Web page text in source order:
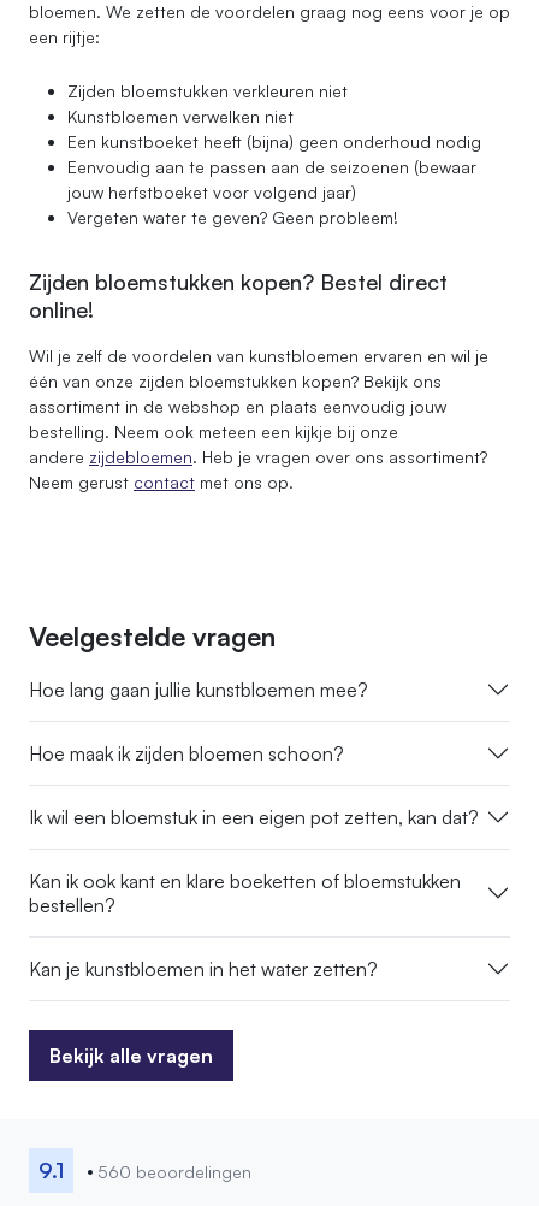
bloemen. We zetten de voordelen graag nog eens voor je op
een rijtje:
Zijden bloemstukken verkleuren niet
Kunstbloemen verwelken niet
Een kunstboeket heeft (bijna) geen onderhoud nodig
Eenvoudig aan te passen aan de seizoenen (bewaar
jouw herfstboeket voor volgend jaar)
Vergeten water te geven? Geen probleem!
Zijden bloemstukken kopen? Bestel direct
online!
Wil je zelf de voordelen van kunstbloemen ervaren en wil je
één van onze zijden bloemstukken kopen? Bekijk ons
assortiment in de webshop en plaats eenvoudig jouw
bestelling. Neem ook meteen een kijkje bij onze
andere zijdebloemen. Heb je vragen over ons assortiment?
Neem gerust contact met ons op.
Veelgestelde vragen
Hoe lang gaan jullie kunstbloemen mee?
Hoe maak ik zijden bloemen schoon?
Ik wil een bloemstuk in een eigen pot zetten, kan dat?
Kan ik ook kant en klare boeketten of bloemstukken
bestellen?
Kan je kunstbloemen in het water zetten?
Bekijk alle vragen
Bekijk alle vragen
9.1 560 beoordelingen